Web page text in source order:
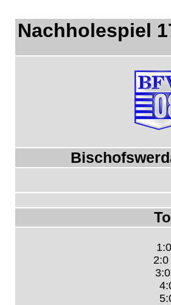
Nachholespiel